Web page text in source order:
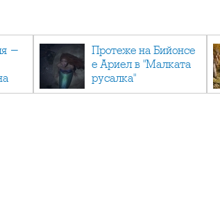
-
Протеже на Бийонсе
е Ариел в "Малката
русалка"